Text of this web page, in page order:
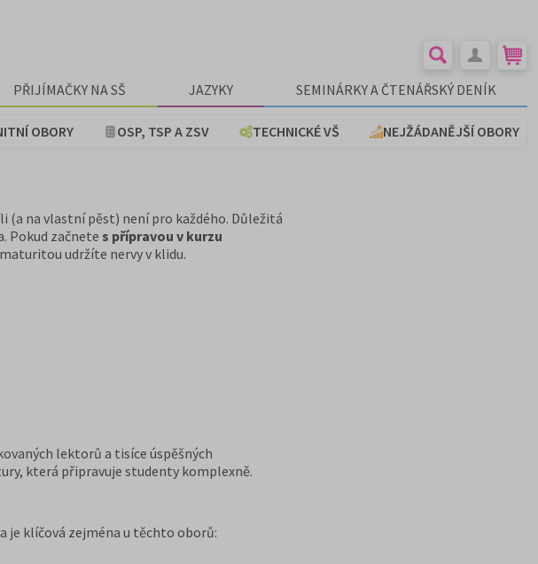
PŘIJÍMAČKY NA SŠ JAZYKY SEMINÁRKY A ČTENÁŘSKÝ DENÍK
OBORY OSP, TSP A ZSV TECHNICKÉ VŠ NEJŽÁDANĚJŠÍ OBORY
(a na vlastní pěst) není pro každého. Důležitá
Pokud začnete s přípravou v kurzu
udržíte nervy v klidu.
lektorů a tisíce úspěšných
která připravuje studenty komplexně.
je klíčová zejména u těchto oborů: